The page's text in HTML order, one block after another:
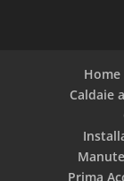
Home
Caldaie
Prima